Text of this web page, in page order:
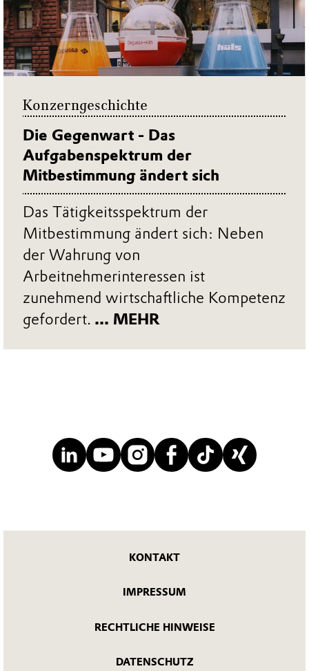
Konzerngeschichte
Die Gegenwart - Das
Aufgabenspektrum der
Mitbestimmung ändert sich
Das Tätigkeitsspektrum der
Mitbestimmung ändert sich: Neben
der Wahrung von
Arbeitnehmerinteressen ist
zunehmend wirtschaftliche Kompetenz
gefordert. ... MEHR
KONTAKT
IMPRESSUM
RECHTLICHE HINWEISE
DATENSCHUTZ